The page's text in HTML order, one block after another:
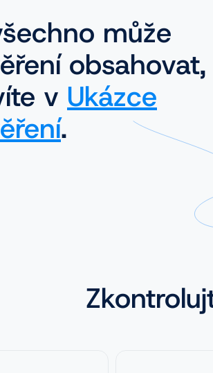
může
v Ukázce
.